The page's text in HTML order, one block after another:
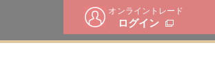
オンライントレード
ログイン